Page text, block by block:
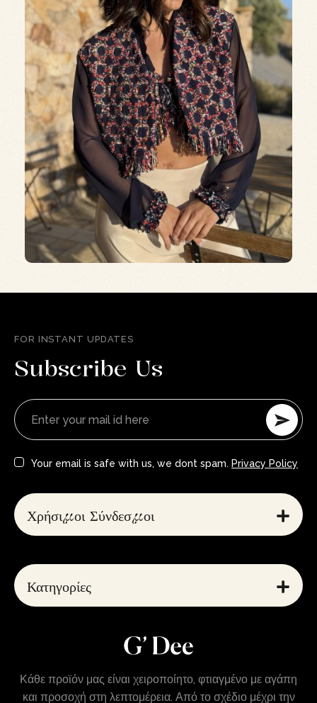
FOR INSTANT UPDATES
Subscribe Us
Your email is safe with us, we dont spam. Privacy Policy
Χρήσιμοι Σύνδεσμοι
Κατηγορίες
Κάθε προϊόν μας είναι χειροποίητο, φτιαγμένο με αγάπη
και προσοχή στη λεπτομέρεια. Από το σχέδιο μέχρι την